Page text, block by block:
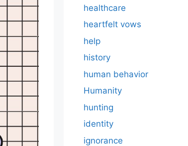
healthcare
heartfelt vows
help
history
human behavior
Humanity
hunting
identity
ignorance